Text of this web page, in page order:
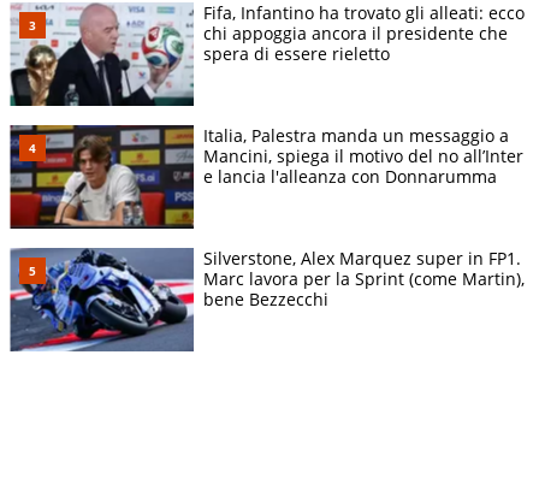
Fifa, Infantino ha trovato gli alleati: ecco
chi appoggia ancora il presidente che
spera di essere rieletto
Italia, Palestra manda un messaggio a
Mancini, spiega il motivo del no all’Inter
e lancia l'alleanza con Donnarumma
Silverstone, Alex Marquez super in FP1.
Marc lavora per la Sprint (come Martin),
bene Bezzecchi